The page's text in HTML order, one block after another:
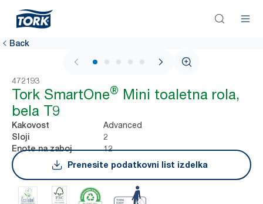
Back
1 / 7
472193
Tork SmartOne® Mini toaletna rola,
bela T9
Kakovost Advanced
Sloji 2
Enote na zaboj
12
Prenesite podatkovni list izdelka